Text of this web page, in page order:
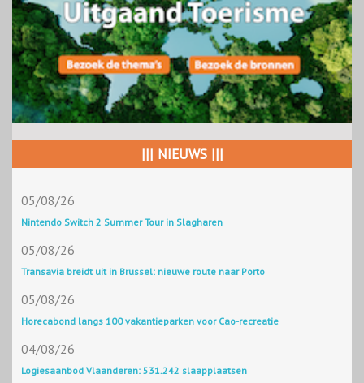
||| NIEUWS |||
05/08/26
Nintendo Switch 2 Summer Tour in Slagharen
05/08/26
Transavia breidt uit in Brussel: nieuwe route naar Porto
05/08/26
Horecabond langs 100 vakantieparken voor Cao-recreatie
04/08/26
Logiesaanbod Vlaanderen: 531.242 slaapplaatsen